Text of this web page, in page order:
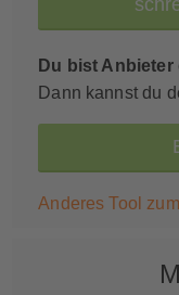
Du bist Anbieter
Dann kannst du
Anderes Tool